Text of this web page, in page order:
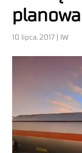
10 lipca, 2017 | IW